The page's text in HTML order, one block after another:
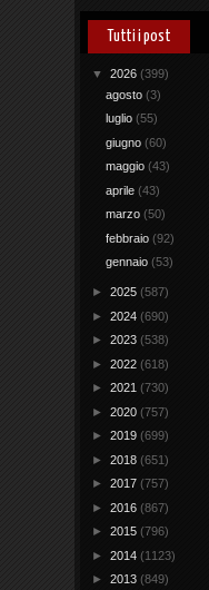
Tutti i post
▼ 2026 (399)
agosto (3)
luglio (55)
giugno (60)
maggio (43)
aprile (43)
marzo (50)
febbraio (92)
gennaio (53)
► 2025 (587)
► 2024 (690)
► 2023 (538)
► 2022 (618)
► 2021 (730)
► 2020 (757)
► 2019 (699)
► 2018 (651)
► 2017 (757)
► 2016 (867)
► 2015 (796)
► 2014 (1123)
► 2013 (849)